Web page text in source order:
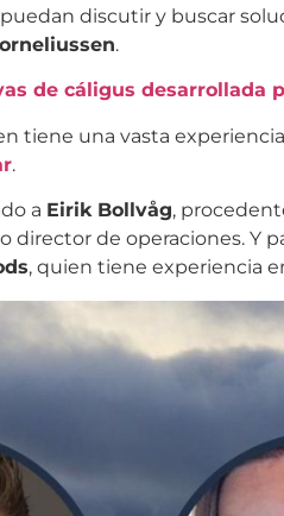
discutir y buscar
.
de cáligus desarrollada
tiene una vasta
.
a Eirik Bollvåg,
director de operaciones. Y
, quien tiene experiencia